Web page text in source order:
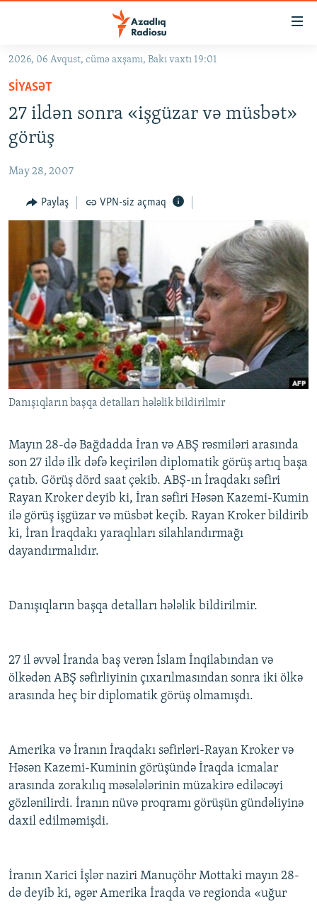
Əsas
qayıt
Əsas
qayıt
GÜNDƏM
#İZAHLA
#ƏSLINDƏ
FƏRQƏ BAX
QANUNI DOĞRU
MULTIMEDIA
VIDEO
FOTOQALEREYA
İNFOQRAFIKA
KARIKATURA
RADIO ARXIV
OXU ZALI
AZƏRBAYCAN ƏDƏBIYYATI KITABXANASI
İSLAM VƏ DEMOKRATIYA
İZ - MƏDƏNIYYƏT PROQRAMI
HAQQIMIZDA
MISSIYAMIZ
PEŞƏ ETIKASI VƏ JURNALISTIKA STANDARTLARIMIZ
MATERIALLARIMIZDAN ISTIFADƏ
AZADLIQRADIOSU MOBIL TELEFONUNUZDA
XƏBƏR BÜLLETENLƏRIMIZ
BIZI IZLƏ
RFE/RL-in bütün saytları
2026, 06 Avqust, cümə axşamı, Bakı vaxtı 19:01
SIYASƏT
27 ildən sonra «işgüzar və müsbət»
görüş
May 28, 2007
Paylaş VPN-siz açmaq
Danışıqların başqa detalları hələlik bildirilmir
Mayın 28-də Bağdadda İran və ABŞ rəsmiləri arasında
son 27 ildə ilk dəfə keçirilən diplomatik görüş artıq başa
çatıb. Görüş dörd saat çəkib. ABŞ-ın İraqdakı səfiri
Rayan Kroker deyib ki, İran səfiri Həsən Kazemi-Kumin
ilə görüş işgüzar və müsbət keçib. Rayan Kroker bildirib
ki, İran İraqdakı yaraqlıları silahlandırmağı
dayandırmalıdır.
Danışıqların başqa detalları hələlik bildirilmir.
27 il əvvəl İranda baş verən İslam İnqilabından və
ölkədən ABŞ səfirliyinin çıxarılmasından sonra iki ölkə
arasında heç bir diplomatik görüş olmamışdı.
Amerika və İranın İraqdakı səfirləri-Rayan Kroker və
Həsən Kazemi-Kuminin görüşündə İraqda icmalar
arasında zorakılıq məsələlərinin müzakirə ediləcəyi
gözlənilirdi. İranın nüvə proqramı görüşün gündəliyinə
daxil edilməmişdi.
İranın Xarici İşlər naziri Manuçöhr Mottaki mayın 28-
də deyib ki, əgər Amerika İraqda və regionda «uğur